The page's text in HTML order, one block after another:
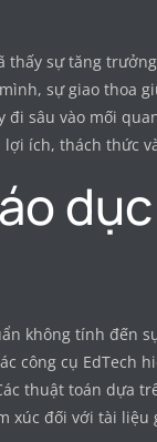
thấy sự tăng
sự giao thoa
đi sâu vào mối
ích, thách thức
không tính đến
công cụ EdTech
thuật toán dựa
xúc đối với tài